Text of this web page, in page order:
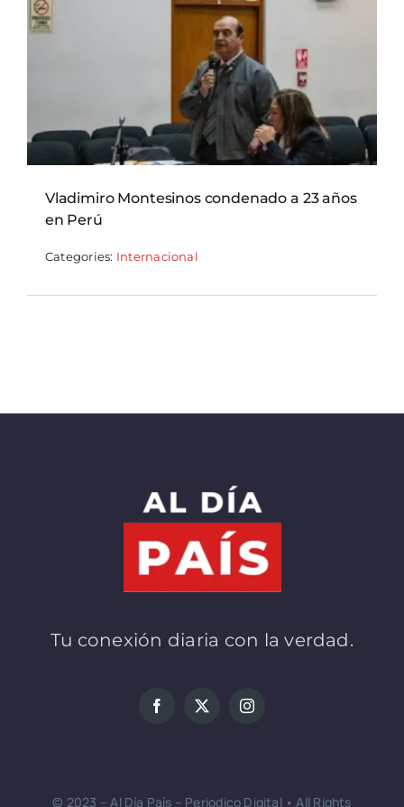
Vladimiro Montesinos condenado a 23 años
en Perú
Categories: Internacional
Tu conexión diaria con la verdad.
© 2023 – Al Día País – Periodico Digital • All Rights